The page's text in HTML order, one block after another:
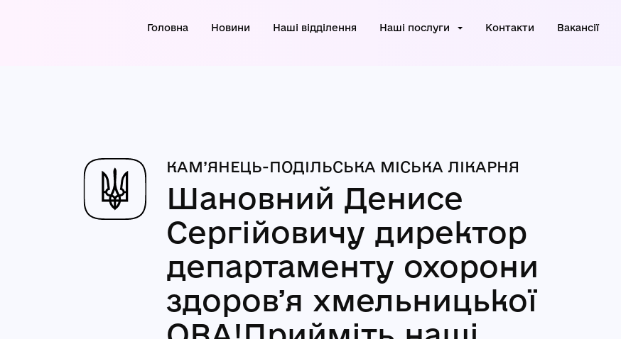
Головна Новини Наші відділення Наші послуги Контакти Вакансії
КАМ’ЯНЕЦЬ-ПОДІЛЬСЬКА МІСЬКА ЛІКАРНЯ
Шановний Денисе
Сергійовичу директор
департаменту охорони
здоровʼя хмельницької